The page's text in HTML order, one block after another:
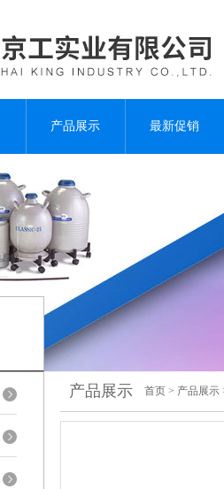
产品展示 最新促销
产品展示 首页 > 产品展示